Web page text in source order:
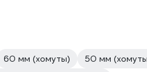
60 мм (хомуты)
50 мм